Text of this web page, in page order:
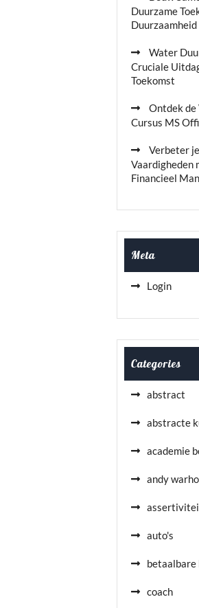
Duurzame
Water
Cruciale
Toekomst
Ontdek de
Cursus MS
Verbeter
Vaardigheden
Financieel
Meta
Login
Categories
abstract
abstracte
academie
andy
auto's
betaalbare
coach